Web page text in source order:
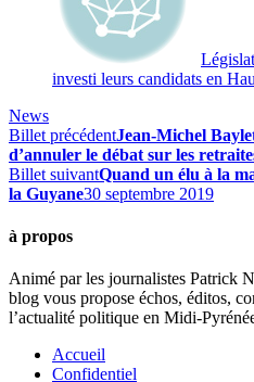
investi leurs candidats en
News
Billet précédentJean-Michel
d’annuler le débat sur les
Billet suivantQuand un élu à la
la Guyane30 septembre 2019
à propos
Animé par les journalistes Patrick
blog vous propose échos, éditos,
l’actualité politique en Midi-
Accueil
Confidentiel